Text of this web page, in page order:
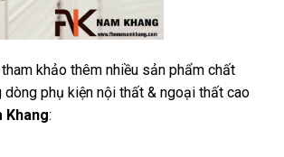
khảo thêm nhiều sản phẩm chất
dòng phụ kiện nội thất & ngoại thất cao
Khang: